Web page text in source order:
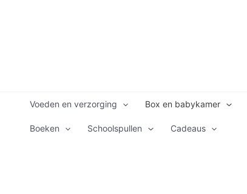
Voeden en verzorging Box en babykamer
Boeken Schoolspullen Cadeaus